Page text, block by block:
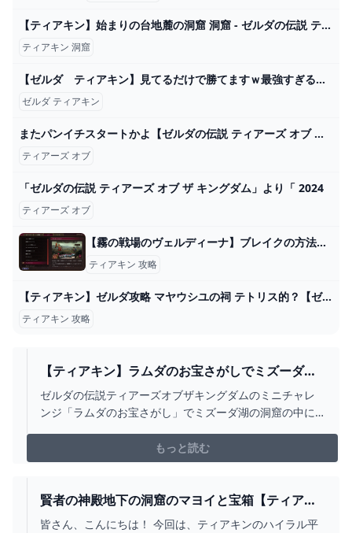
【ティアキン】始まりの台地麓の洞窟 洞窟 - ゼルダの伝説 ティアーズオブザキングダム 攻略Wiki ティアキン ： ヘイグ攻略まとめWiki
ティアキン 洞窟
【ゼルダ ティアキン】見てるだけで勝てますｗ最強すぎるゾナウギア兵器がまじでやばいｗｗｗ【ゼルダの伝説ティアーズオブザキングダム】 - YouTube
ゼルダ ティアキン
またパンイチスタートかよ【ゼルダの伝説 ティアーズ オブ ザ キングダム】＃１ - YouTube
ティアーズ オブ
「ゼルダの伝説 ティアーズ オブ ザ キングダム」より「 2024
ティアーズ オブ
【霧の戦場のヴェルディーナ】ブレイクの方法と有効活用の仕方│KOUs gameplay guide
ティアキン 攻略
【ティアキン】ゼルダ攻略 マヤウシユの祠 テトリス的？【ゼルダの伝説 ティアーズオブザキングダム攻略ネタ】 - YouTube
ティアキン 攻略
【ティアキン】ラムダのお宝さがしでミズーダ湖
の洞窟の沢山ある宝箱は瓶と火炎のズボン以外は
本当に1ルピーだけなのか全て開けて確認してみた
ゼルダの伝説ティアーズオブザキングダムのミニチャレ
ンジ「ラムダのお宝さがし」でミズーダ湖の洞窟の中に
る宝箱が1個だけ見つかりますが、その他の宝箱は1ル
もっと読む
賢者の神殿地下の洞窟のマヨイと宝箱【ティアキ
ン攻略】 とあるゲームブログの軌跡
皆さん、こんにちは！ 今回は、ティアキンのハイラル平